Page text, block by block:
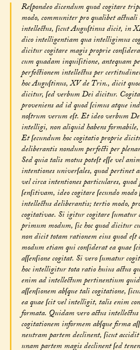
Reſpondeo dicendum quod cogitare
modo, communiter pro qualibet actuali
intellectus, ſicut Auguſtinus dicit, in
dico intelligentiam qua intelligimus
dicitur cogitare magis proprie
cum quadam inquiſitione, antequam
perfectionem intellectus per
hoc Auguſtinus, XV de Trin., dicit
dicitur, ſed verbum Dei dicitur.
proveniens ad id quod ſcimus atque
noſtrum verum eſt. Et ideo verbum
intelligi, non aliquid habens formabile,
Et ſecundum hoc cogitatio proprie
deliberantis nondum perfecti per
Sed quia talis motus poteſt eſſe vel
intentiones univerſales, quod pertinet
vel circa intentiones particulares,
ſenſitivam, ideo cogitare ſecundo
intellectus deliberantis; tertio modo,
cogitativae. Si igitur cogitare ſumatur
primum modum, ſic hoc quod dicitur
non dicit totam rationem eius quod eſt
modum etiam qui conſiderat ea quae
aſſenſione cogitat. Si vero ſumatur
hoc intelligitur tota ratio huius actus
enim ad intellectum pertinentium
aſſenſionem abſque tali cogitatione,
ea quae ſcit vel intelligit, talis enim
formata. Quidam vero actus
cogitationem informem abſque firma
neutram partem declinent, ſicut
unam partem magis declinent ſed